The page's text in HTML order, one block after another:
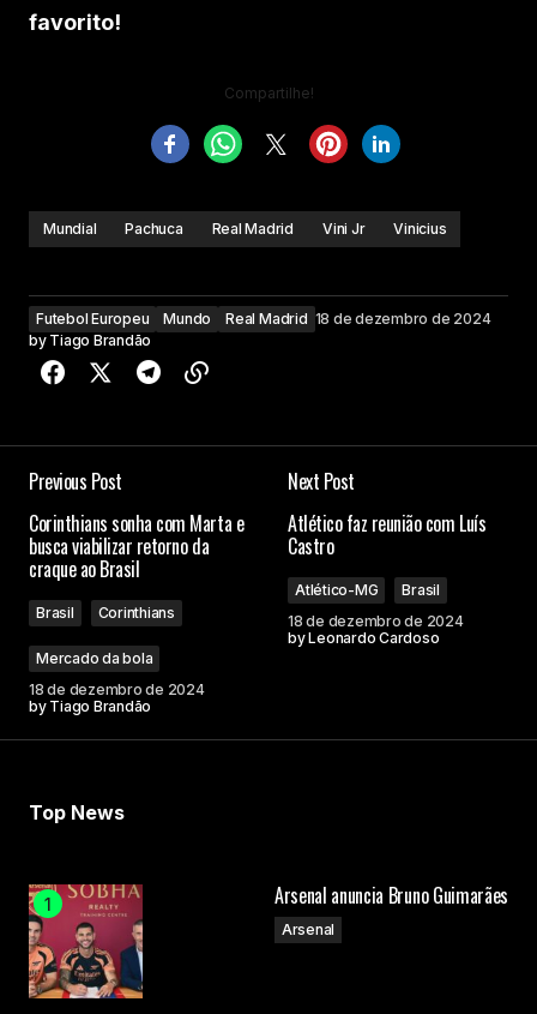
favorito!
Compartilhe!
Mundial Pachuca Real Madrid Vini Jr Vinicius
Futebol Europeu Mundo Real Madrid 18 de dezembro de 2024
by Tiago Brandão
Previous Post
Corinthians sonha com Marta e
busca viabilizar retorno da
craque ao Brasil
Brasil Corinthians
Mercado da bola
18 de dezembro de 2024
by Tiago Brandão
Next Post
Atlético faz reunião com Luís
Castro
Atlético-MG
Brasil
18 de dezembro de 2024
byLeonardo Cardoso
Top News
Arsenal anuncia Bruno Guimarães
Arsenal